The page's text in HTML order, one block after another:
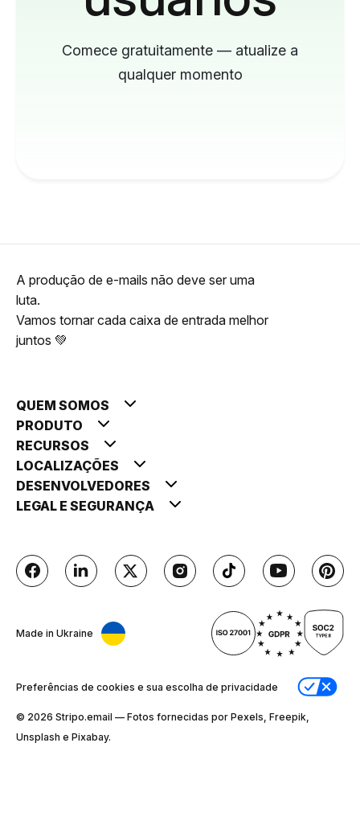
Comece gratuitamente — atualize a
qualquer momento
A produção de e-mails não deve ser uma
luta.
Vamos tornar cada caixa de entrada melhor
juntos 💚
QUEM SOMOS
PRODUTO
RECURSOS
LOCALIZAÇÕES
DESENVOLVEDORES
LEGAL E SEGURANÇA
Made in Ukraine
Preferências de cookies e sua escolha de privacidade
© 2026 Stripо.email — Fotos fornecidas por Pexels, Freepik,
Unsplash e Pixabay.